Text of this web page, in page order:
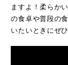
ますよ！柔らか
の食卓や普段の
いたいときにぜ